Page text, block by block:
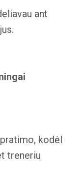
ant
kodėl
treneriu